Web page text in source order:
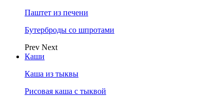
Паштет из печени
Бутерброды со шпротами
Prev Next
Каши
Каша из тыквы
Рисовая каша с тыквой